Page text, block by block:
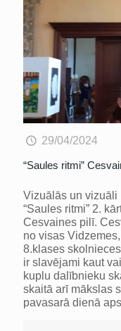
29/04/2024
“Saules ritmi”
Vizuālās un vizuāli
“Saules ritmi” 2.
Cesvaines pilī.
no visas
8.klases
ir slavējami kaut
kuplu dalībnieku
skaitā arī mākslas
pavasarā dienā